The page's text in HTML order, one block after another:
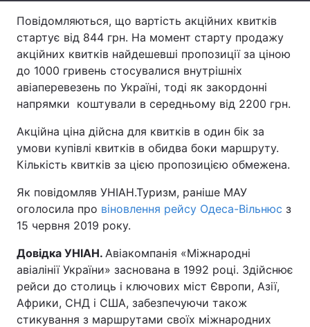
Послуги
Тема оформлення
Повідомляються, що вартість акційних квитків
стартує від 844 грн. На момент старту продажу
акційних квитків найдешевші пропозиції за ціною
до 1000 гривень стосувалися внутрішніх
авіаперевезень по Україні, тоді як закордонні
напрямки коштували в середньому від 2200 грн.
Акційна ціна дійсна для квитків в один бік за
умови купівлі квитків в обидва боки маршруту.
Кількість квитків за цією пропозицією обмежена.
Як повідомляв УНІАН.Туризм, раніше МАУ
оголосила про віновлення рейсу Одеса-Вільнюс з
15 червня 2019 року.
Довідка УНІАН. Авіакомпанія «Міжнародні
авіалінії України» заснована в 1992 році. Здійснює
рейси до столиць і ключових міст Європи, Азії,
Африки, СНД і США, забезпечуючи також
стикування з маршрутами своїх міжнародних